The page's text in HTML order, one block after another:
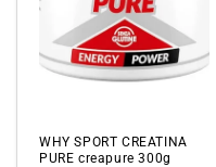
WHY SPORT CREATINA
PURE creapure 300g